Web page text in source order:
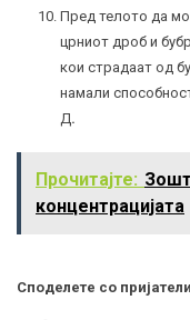
Пред телото да
црниот дроб и
кои страдаат од
намали
Д.
Прочитајте:
концентрацијата
Споделете со